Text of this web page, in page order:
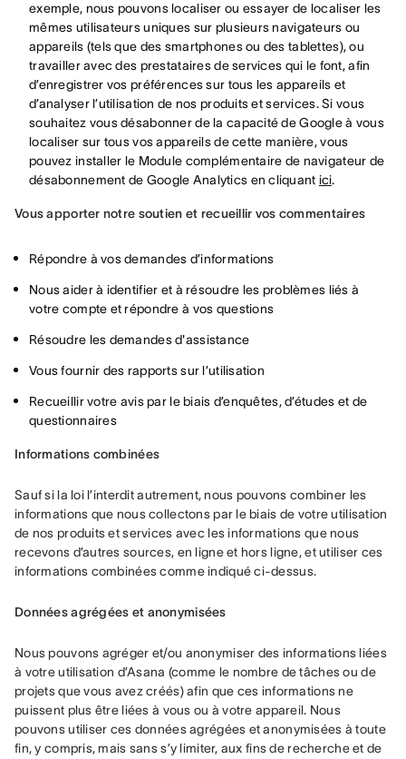
exemple, nous pouvons localiser ou essayer de localiser les
mêmes utilisateurs uniques sur plusieurs navigateurs ou
appareils (tels que des smartphones ou des tablettes), ou
travailler avec des prestataires de services qui le font, afin
d’enregistrer vos préférences sur tous les appareils et
d’analyser l’utilisation de nos produits et services. Si vous
souhaitez vous désabonner de la capacité de Google à vous
localiser sur tous vos appareils de cette manière, vous
pouvez installer le Module complémentaire de navigateur de
désabonnement de Google Analytics en cliquant ici.
Vous apporter notre soutien et recueillir vos commentaires
Répondre à vos demandes d’informations
Nous aider à identifier et à résoudre les problèmes liés à
votre compte et répondre à vos questions
Résoudre les demandes d'assistance
Vous fournir des rapports sur l’utilisation
Recueillir votre avis par le biais d’enquêtes, d’études et de
questionnaires
Informations combinées
Sauf si la loi l’interdit autrement, nous pouvons combiner les
informations que nous collectons par le biais de votre utilisation
de nos produits et services avec les informations que nous
recevons d’autres sources, en ligne et hors ligne, et utiliser ces
informations combinées comme indiqué ci-dessus.
Données agrégées et anonymisées
Nous pouvons agréger et/ou anonymiser des informations liées
à votre utilisation d’Asana (comme le nombre de tâches ou de
projets que vous avez créés) afin que ces informations ne
puissent plus être liées à vous ou à votre appareil. Nous
pouvons utiliser ces données agrégées et anonymisées à toute
fin, y compris, mais sans s’y limiter, aux fins de recherche et de